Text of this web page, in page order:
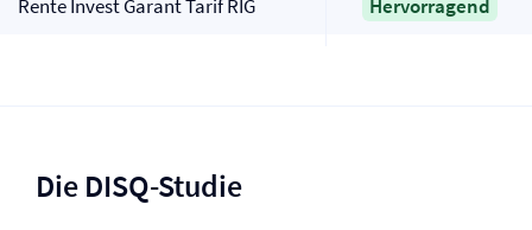
Rente Invest Garant Tarif RIG Hervorragend
Die DISQ-Studie